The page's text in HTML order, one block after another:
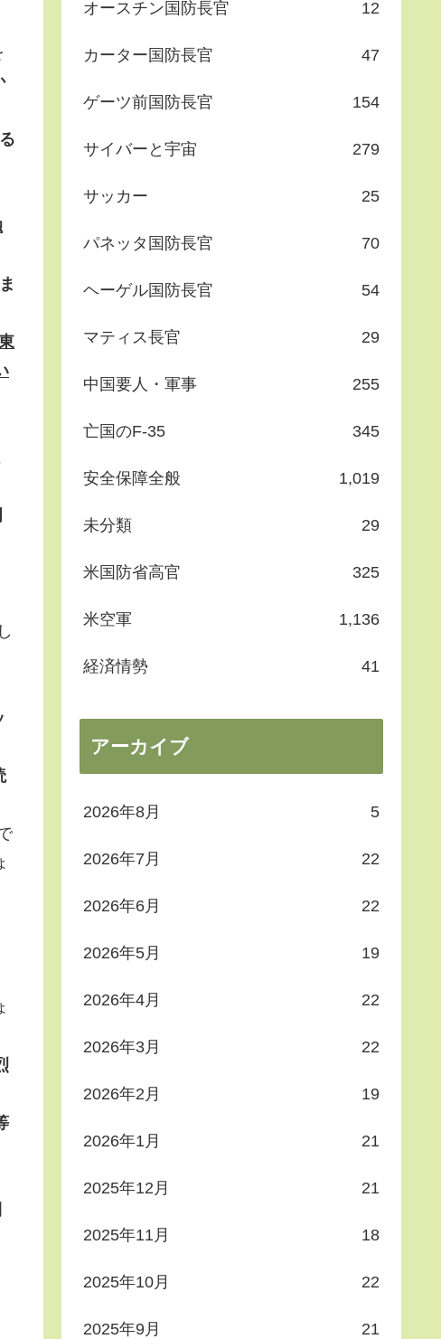
オースチン国防長官 12
カーター国防長官 47
ゲーツ前国防長官 154
サイバーと宇宙 279
サッカー 25
パネッタ国防長官 70
ヘーゲル国防長官 54
マティス長官 29
中国要人・軍事 255
亡国のF-35 345
安全保障全般 1,019
未分類 29
米国防省高官 325
米空軍 1,136
経済情勢 41
アーカイブ
2026年8月 5
2026年7月 22
2026年6月 22
2026年5月 19
2026年4月 22
2026年3月 22
2026年2月 19
2026年1月 21
2025年12月 21
2025年11月 18
2025年10月 22
2025年9月 21